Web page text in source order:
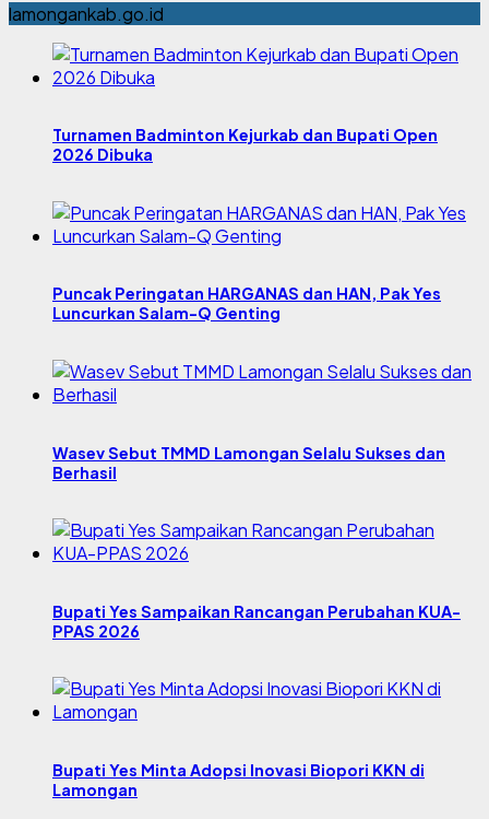
lamongankab.go.id
Turnamen Badminton Kejurkab dan Bupati Open
2026 Dibuka
Puncak Peringatan HARGANAS dan HAN, Pak Yes
Luncurkan Salam-Q Genting
Wasev Sebut TMMD Lamongan Selalu Sukses dan
Berhasil
Bupati Yes Sampaikan Rancangan Perubahan KUA-
PPAS 2026
Bupati Yes Minta Adopsi Inovasi Biopori KKN di
Lamongan